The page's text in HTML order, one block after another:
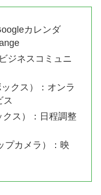
カレンダ
ジネスコミュニ
クス）：オンラ
ス
ス）：日程調整
プカメラ）：映